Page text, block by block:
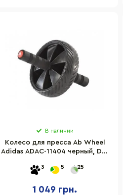
В наличии
Колесо для пресса Ab Wheel
Adidas ADAC-11404 черный, D18
3 5 25
1 049 грн.